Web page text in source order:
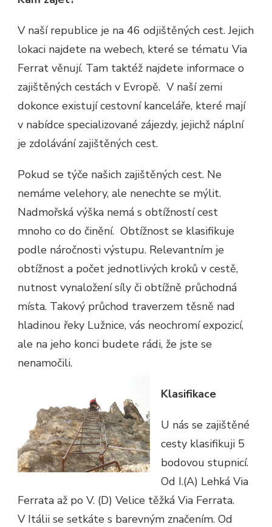
V naší republice je na 46 odjištěných cest. Jejich
lokaci najdete na webech, které se tématu Via
Ferrat věnují. Tam taktéž najdete informace o
zajištěných cestách v Evropě. V naší zemi
dokonce existují cestovní kanceláře, které mají
v nabídce specializované zájezdy, jejichž náplní
je zdolávání zajištěných cest.
Pokud se týče našich zajištěných cest. Ne
nemáme velehory, ale nenechte se mýlit.
Nadmořská výška nemá s obtížností cest
mnoho co do činění. Obtížnost se klasifikuje
podle náročnosti výstupu. Relevantním je
obtížnost a počet jednotlivých kroků v cestě,
nutnost vynaložení síly či obtížně průchodná
místa. Takový průchod traverzem těsně nad
hladinou řeky Lužnice, vás neochromí expozicí,
ale na jeho konci budete rádi, že jste se
nenamočili.
Klasifikace
U nás se zajištěné
cesty klasifikuji 5
bodovou stupnicí.
Od I.(A) Lehká Via
Ferrata až po V. (D) Velice těžká Via Ferrata.
V Itálii se setkáte s barevným značením. Od